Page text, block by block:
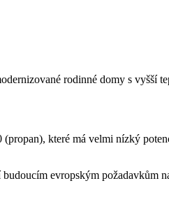
rodinné domy s vyšší
které má velmi nízký
evropským požadavkům